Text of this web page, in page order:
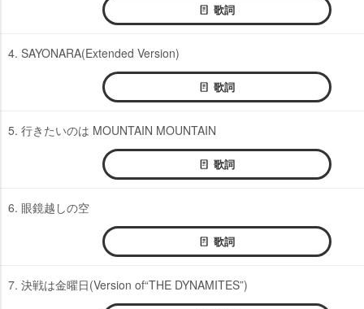
歌詞
4. SAYONARA(Extended Version)
歌詞
5. 行きたいのは MOUNTAIN MOUNTAIN
歌詞
6. 眼鏡越しの空
歌詞
7. 決戦は金曜日(Version of“THE DYNAMITES”)